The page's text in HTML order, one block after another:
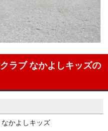
ラブ なかよしキッズの
かよしキッズ